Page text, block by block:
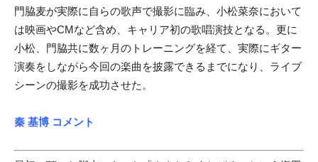
門脇麦が実際に自らの歌声で撮影に臨み、小松菜奈において
は映画やCMなど含め、キャリア初の歌唱演技となる。更に
小松、門脇共に数ヶ月のトレーニングを経て、実際にギター
演奏をしながら今回の楽曲を披露できるまでになり、ライブ
シーンの撮影を成功させた。
秦 基博 コメント